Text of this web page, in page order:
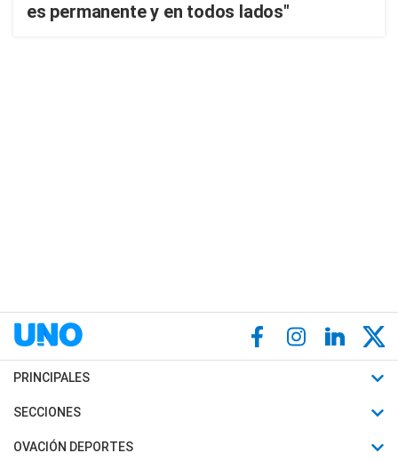
es permanente y en todos lados"
PRINCIPALES
Últimas Noticias
Política
SECCIONES
Horóscopo
OVACIÓN DEPORTES